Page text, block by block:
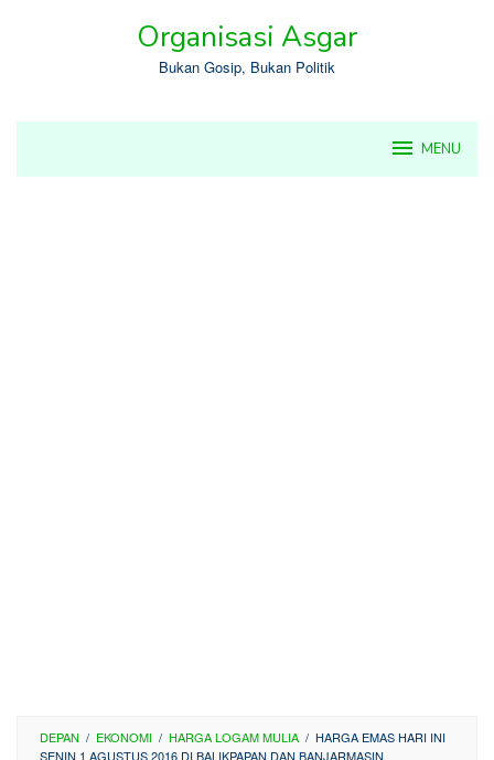
Organisasi Asgar
Bukan Gosip, Bukan Politik
MENU
DEPAN / EKONOMI / HARGA LOGAM MULIA / HARGA EMAS HARI INI
SENIN 1 AGUSTUS 2016 DI BALIKPAPAN DAN BANJARMASIN